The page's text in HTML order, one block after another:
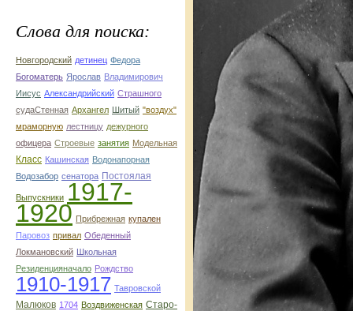
Слова для поиска:
Новгородский детинец Федора
Богоматерь Ярослав Владимирович
Иисус Александрийский Страшного
судаСтенная Архангел Шитый "воздух"
мраморную лестницу дежурного
офицера Строевые занятия Модельная
Класс Кашинская Водонапорная
Водозабор сенатора Постоялая
Выпускники 1917-
1920 Прибрежная купален
Паровоз привал Обеденный
Локмановский Школьная
Резиденцияначало Рождство
1910-1917 Тавровской
Малюков 1704 Воздвиженская Старо-